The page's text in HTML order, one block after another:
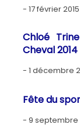
17 février 2015
Chloé
Cheval 2014
1 décembre
Fête du
9 septembre